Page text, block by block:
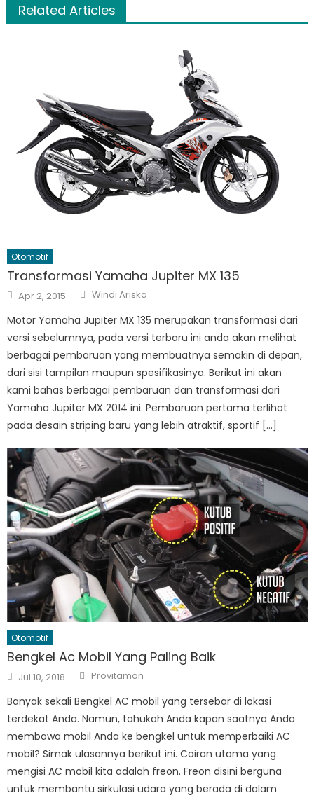
Related Articles
Otomotif
Transformasi Yamaha Jupiter MX 135
Posted
on
Apr 2, 2015 Author
Windi Ariska
Motor Yamaha Jupiter MX 135 merupakan transformasi dari
versi sebelumnya, pada versi terbaru ini anda akan melihat
berbagai pembaruan yang membuatnya semakin di depan,
dari sisi tampilan maupun spesifikasinya. Berikut ini akan
kami bahas berbagai pembaruan dan transformasi dari
Yamaha Jupiter MX 2014 ini. Pembaruan pertama terlihat
pada desain striping baru yang lebih atraktif, sportif […]
Otomotif
Bengkel Ac Mobil Yang Paling Baik
Posted
on
Jul 10, 2018 Author
Provitamon
Banyak sekali Bengkel AC mobil yang tersebar di lokasi
terdekat Anda. Namun, tahukah Anda kapan saatnya Anda
membawa mobil Anda ke bengkel untuk memperbaiki AC
mobil? Simak ulasannya berikut ini. Cairan utama yang
mengisi AC mobil kita adalah freon. Freon disini berguna
untuk membantu sirkulasi udara yang berada di dalam